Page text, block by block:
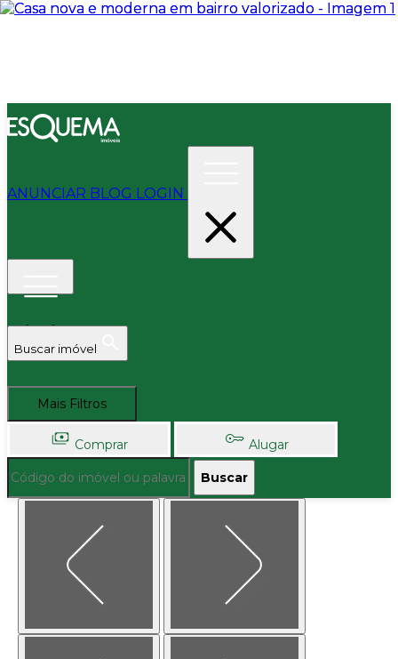
ANUNCIAR BLOG LOGIN
Buscar imóvel
Mais Filtros
Comprar Alugar
Buscar